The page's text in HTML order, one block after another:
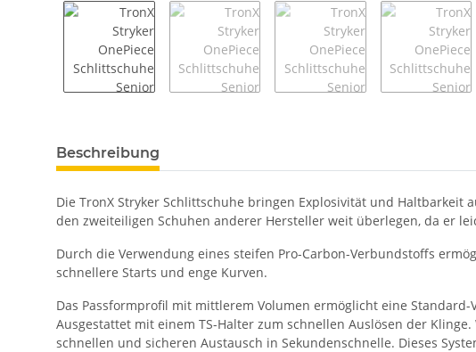
Beschreibung
Die TronX Stryker Schlittschuhe bringen Explosivität und
den zweiteiligen Schuhen anderer Hersteller weit überlegen, da er
Durch die Verwendung eines steifen Pro-Carbon-Verbundstoffs
schnellere Starts und enge Kurven.
Das Passformprofil mit mittlerem Volumen ermöglicht eine
Ausgestattet mit einem TS-Halter zum schnellen Auslösen der
schnellen und sicheren Austausch in Sekundenschnelle. Dieses